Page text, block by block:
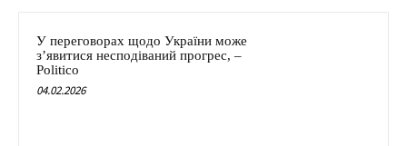
У переговорах щодо України може
з’явитися несподіваний прогрес, –
Politico
04.02.2026